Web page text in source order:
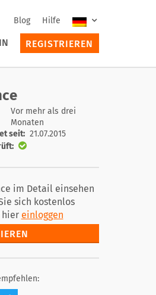
Blog Hilfe
REGISTRIEREN
Vor mehr als drei
Monaten
seit: 21.07.2015
im Detail einsehen
sich kostenlos
hier einloggen